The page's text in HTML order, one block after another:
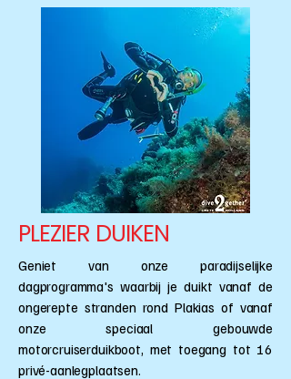
PLEZIER DUIKEN
Geniet van onze paradijselijke
dagprogramma's waarbij je duikt vanaf de
ongerepte stranden rond Plakias of vanaf
onze speciaal gebouwde
motorcruiserduikboot, met toegang tot 16
privé-aanlegplaatsen.